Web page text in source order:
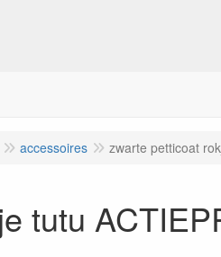
accessoires zwarte petticoat
tutu